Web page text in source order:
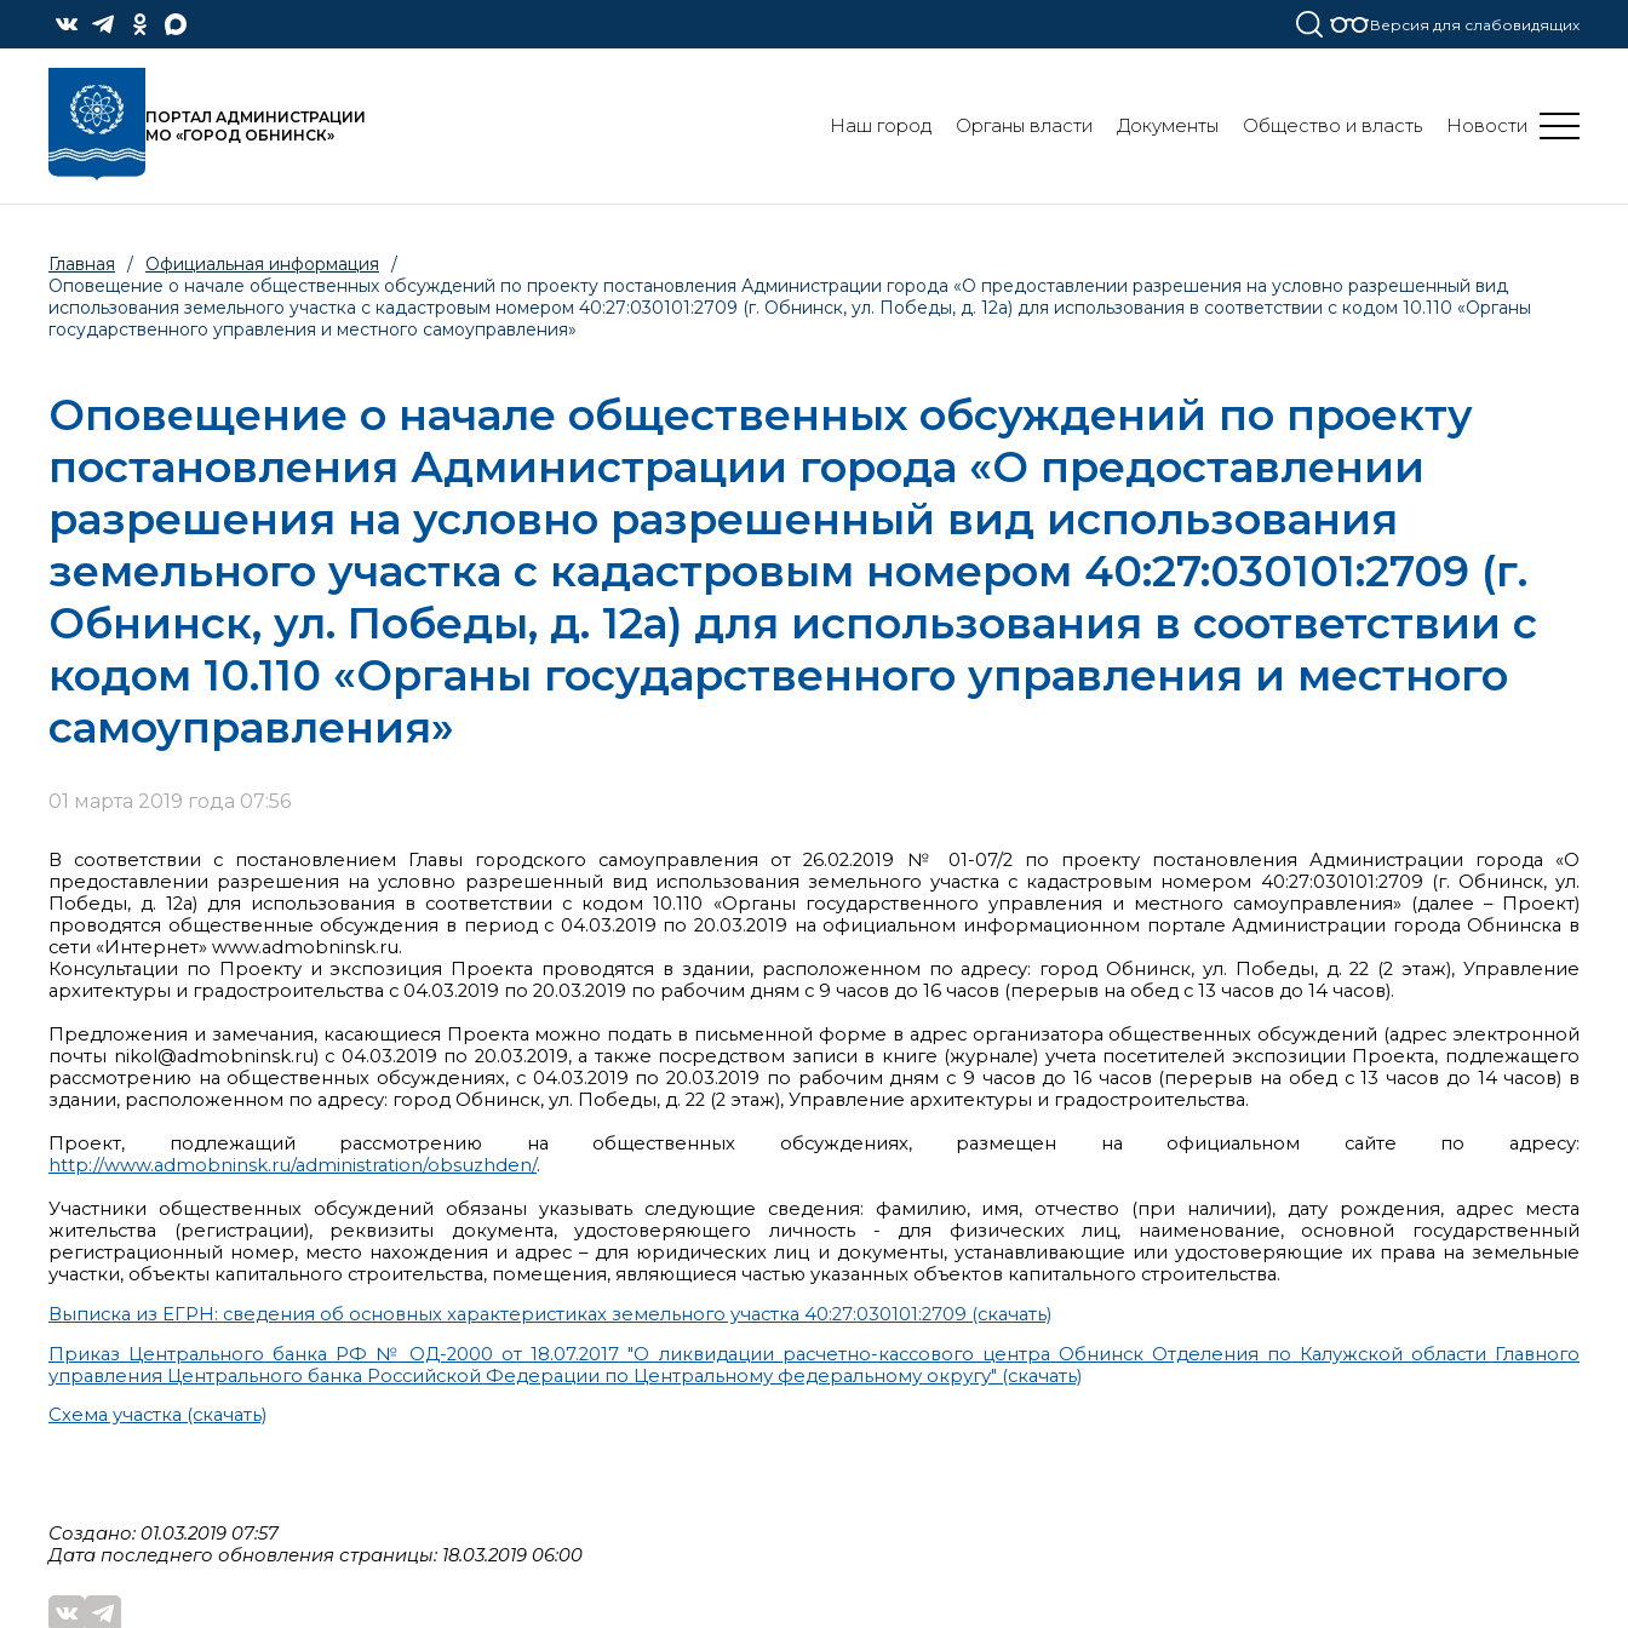
Версия для слабовидящих
ПОРТАЛ АДМИНИСТРАЦИИ
МО «ГОРОД ОБНИНСК»
Наш город Органы власти Документы Общество и власть Новости
Главная / Официальная информация
/
Оповещение о начале общественных обсуждений по проекту постановления Администрации города «О предоставлении разрешения на условно разрешенный вид
использования земельного участка с кадастровым номером 40:27:030101:2709 (г. Обнинск, ул. Победы, д. 12а) для использования в соответствии с кодом 10.110 «Органы
государственного управления и местного самоуправления»
Оповещение о начале общественных обсуждений по проекту
постановления Администрации города «О предоставлении
разрешения на условно разрешенный вид использования
земельного участка с кадастровым номером 40:27:030101:2709 (г.
Обнинск, ул. Победы, д. 12а) для использования в соответствии с
кодом 10.110 «Органы государственного управления и местного
самоуправления»
01 марта 2019 года 07:56
В соответствии с постановлением Главы городского самоуправления от 26.02.2019 № 01-07/2 по проекту постановления Администрации города «О
предоставлении разрешения на условно разрешенный вид использования земельного участка с кадастровым номером 40:27:030101:2709 (г. Обнинск, ул.
Победы, д. 12а) для использования в соответствии с кодом 10.110 «Органы государственного управления и местного самоуправления» (далее – Проект)
проводятся общественные обсуждения в период с 04.03.2019 по 20.03.2019 на официальном информационном портале Администрации города Обнинска в
сети «Интернет» www.admobninsk.ru.
Консультации по Проекту и экспозиция Проекта проводятся в здании, расположенном по адресу: город Обнинск, ул. Победы, д. 22 (2 этаж), Управление
архитектуры и градостроительства с 04.03.2019 по 20.03.2019 по рабочим дням с 9 часов до 16 часов (перерыв на обед с 13 часов до 14 часов).
Предложения и замечания, касающиеся Проекта можно подать в письменной форме в адрес организатора общественных обсуждений (адрес электронной
почты nikol@admobninsk.ru) с 04.03.2019 по 20.03.2019, а также посредством записи в книге (журнале) учета посетителей экспозиции Проекта, подлежащего
рассмотрению на общественных обсуждениях, с 04.03.2019 по 20.03.2019 по рабочим дням с 9 часов до 16 часов (перерыв на обед с 13 часов до 14 часов) в
здании, расположенном по адресу: город Обнинск, ул. Победы, д. 22 (2 этаж), Управление архитектуры и градостроительства.
Проект, подлежащий рассмотрению на общественных обсуждениях, размещен на официальном сайте по адресу:
http://www.admobninsk.ru/administration/obsuzhden/.
Участники общественных обсуждений обязаны указывать следующие сведения: фамилию, имя, отчество (при наличии), дату рождения, адрес места
жительства (регистрации), реквизиты документа, удостоверяющего личность - для физических лиц, наименование, основной государственный
регистрационный номер, место нахождения и адрес – для юридических лиц и документы, устанавливающие или удостоверяющие их права на земельные
участки, объекты капитального строительства, помещения, являющиеся частью указанных объектов капитального строительства.
Выписка из ЕГРН: сведения об основных характеристиках земельного участка 40:27:030101:2709 (скачать)
Приказ Центрального банка РФ № ОД-2000 от 18.07.2017 "О ликвидации расчетно-кассового центра Обнинск Отделения по Калужской области Главного
управления Центрального банка Российской Федерации по Центральному федеральному округу" (скачать)
Схема участка (скачать)
Создано: 01.03.2019 07:57
Дата последнего обновления страницы: 18.03.2019 06:00